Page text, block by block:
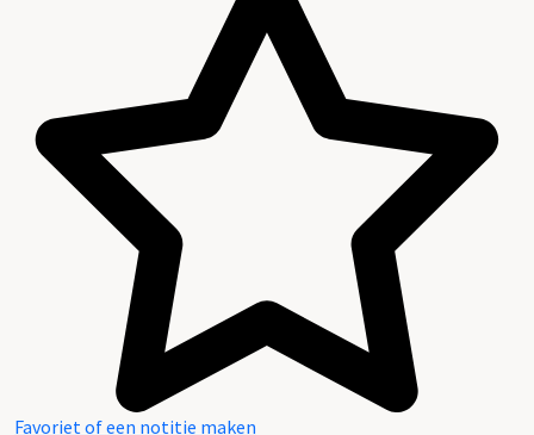
Favoriet of een notitie maken